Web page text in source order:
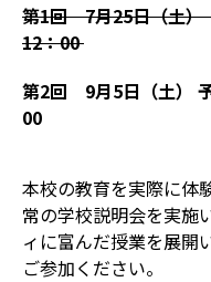
スケジュール
一般入試
転編入試
資料請求
お問い合わせ
第1回 7月25日（土
12：00
第2回
9月5日（土）
00
本校の教育を実際に体
常の学校説明会を実施
ィに富んだ授業を展開
ご参加ください。